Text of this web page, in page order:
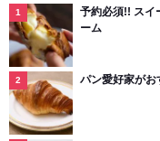
予約必須!! スイ
ーム
パン愛好家がお